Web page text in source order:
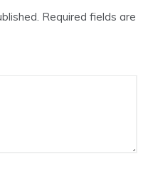
Required fields are